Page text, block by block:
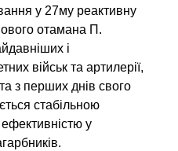
у 27му реактивну
отамана П.
і
військ та артилерії,
з перших днів свого
стабільною
у